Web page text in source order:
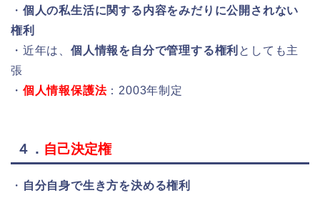
・ 個人の私生活に関する内容をみだりに公開されない
権利
・近年は、 個人情報を自分で管理する権利 としても主
張
・ 個人情報保護法：2003年制定
４． 自己決定権
・ 自分自身で生き方を決める権利